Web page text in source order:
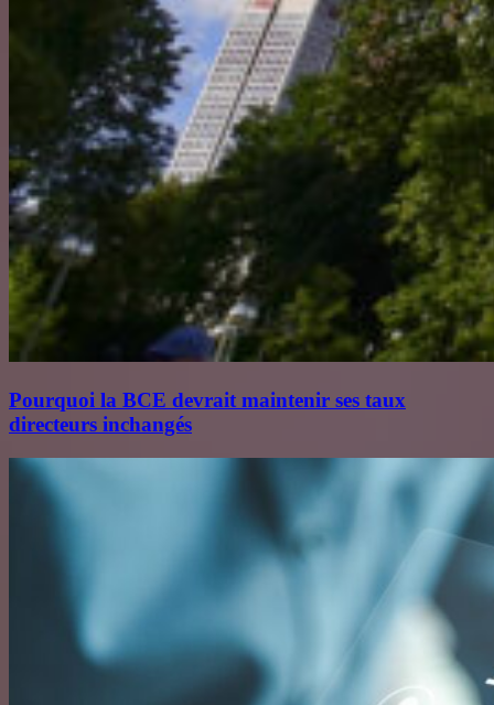
Pourquoi la BCE devrait maintenir ses taux
directeurs inchangés